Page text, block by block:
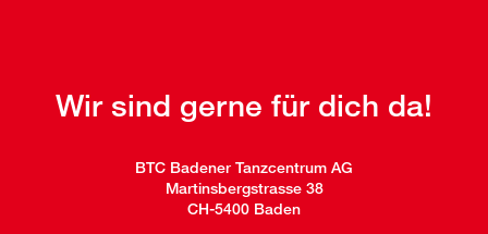
Wir sind gerne für dich da!
BTC Badener Tanzcentrum AG
Martinsbergstrasse 38
CH-5400 Baden